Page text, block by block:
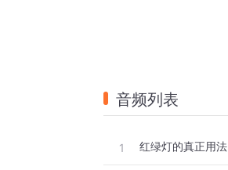
音频列表
1 红绿灯的真正用法